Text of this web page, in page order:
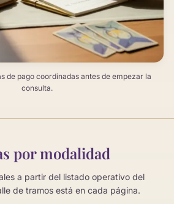
de pago coordinadas antes de empezar la
consulta.
por modalidad
a partir del listado operativo del
de tramos está en cada página.